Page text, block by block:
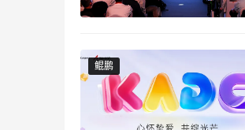
鲲鹏
鲲鹏